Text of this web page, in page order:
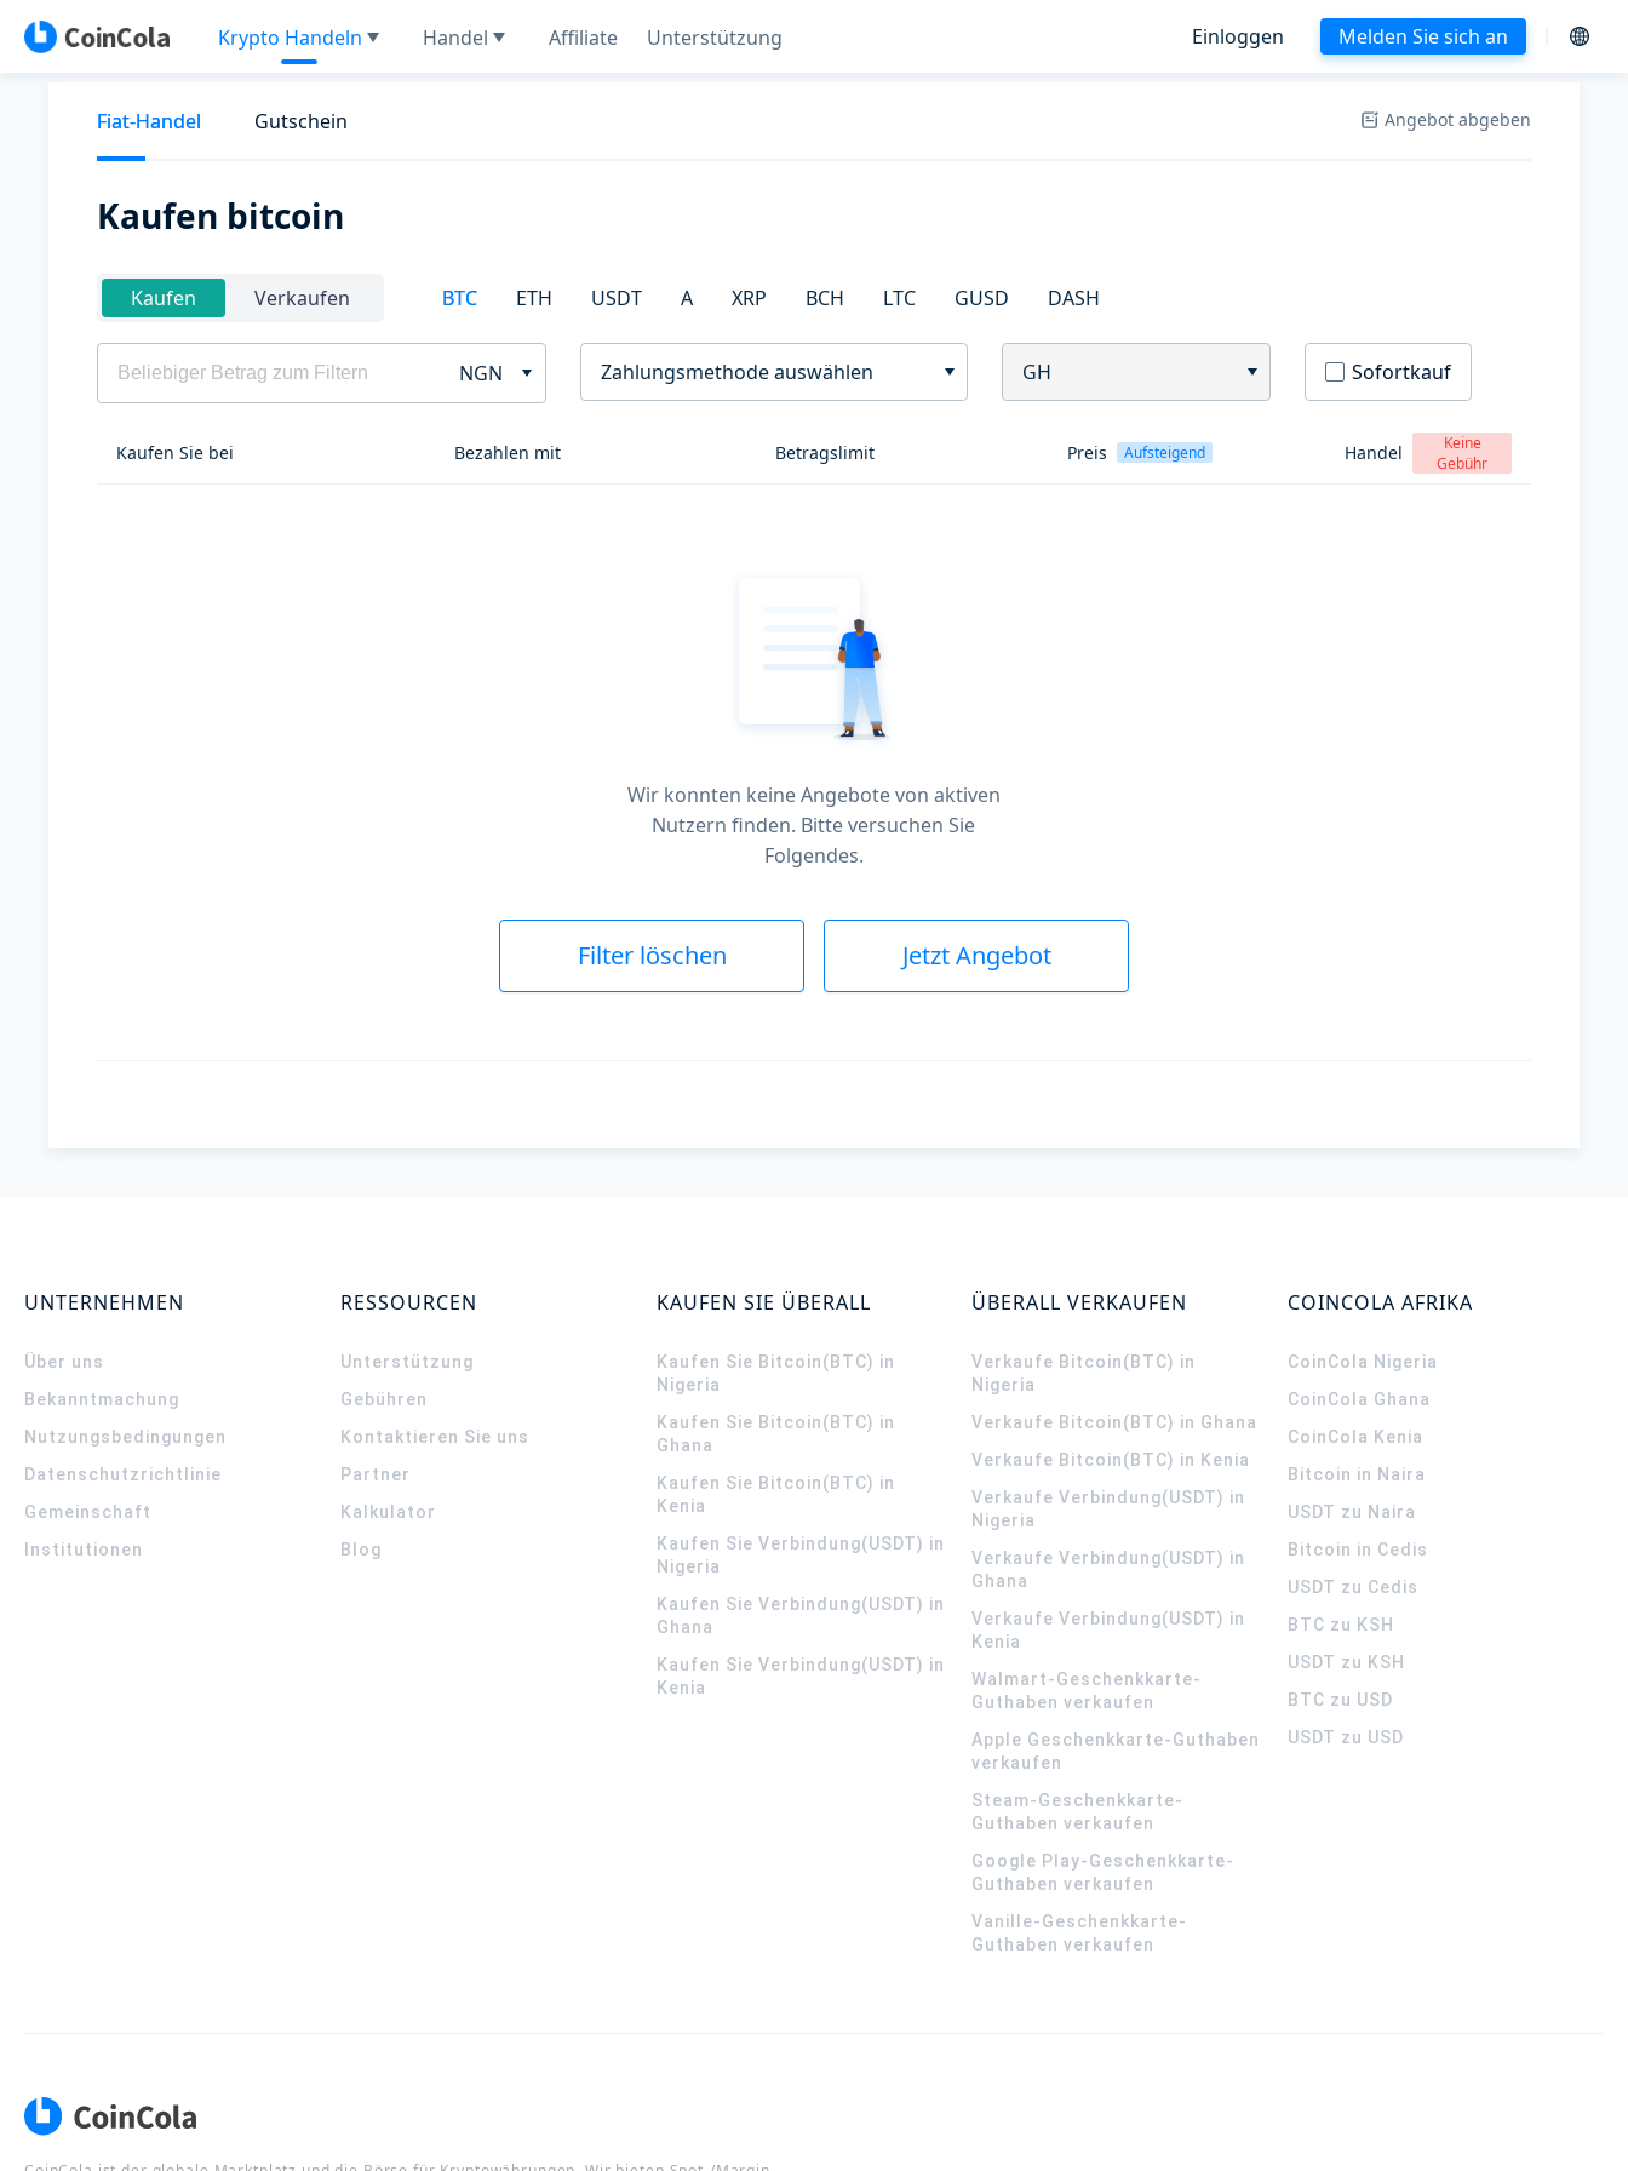
Krypto Handeln Handel Affiliate Unterstützung Einloggen Melden Sie sich an
Fiat-Handel Gutschein Angebot abgeben
Kaufen bitcoin
Kaufen Verkaufen BTC ETH USDT A XRP BCH LTC GUSD DASH
NGN Zahlungsmethode auswählen GH Sofortkauf
Kaufen Sie bei Bezahlen mit Betragslimit Preis Aufsteigend Handel
Keine
Gebühr
Wir konnten keine Angebote von aktiven
Nutzern finden. Bitte versuchen Sie
Folgendes.
Filter löschen Jetzt Angebot
UNTERNEHMEN
Über uns
Bekanntmachung
Nutzungsbedingungen
Datenschutzrichtlinie
Gemeinschaft
Institutionen
RESSOURCEN
Unterstützung
Gebühren
Kontaktieren Sie uns
Partner
Kalkulator
Blog
KAUFEN SIE ÜBERALL
Kaufen Sie Bitcoin(BTC) in
Nigeria
Kaufen Sie Bitcoin(BTC) in
Ghana
Kaufen Sie Bitcoin(BTC) in
Kenia
Kaufen Sie Verbindung(USDT) in
Nigeria
Kaufen Sie Verbindung(USDT) in
Ghana
Kaufen Sie Verbindung(USDT) in
Kenia
ÜBERALL VERKAUFEN
Verkaufe Bitcoin(BTC) in
Nigeria
Verkaufe Bitcoin(BTC) in Ghana
Verkaufe Bitcoin(BTC) in Kenia
Verkaufe Verbindung(USDT) in
Nigeria
Verkaufe Verbindung(USDT) in
Ghana
Verkaufe Verbindung(USDT) in
Kenia
Walmart-Geschenkkarte-
Guthaben verkaufen
Apple Geschenkkarte-Guthaben
verkaufen
Steam-Geschenkkarte-
Guthaben verkaufen
Google Play-Geschenkkarte-
Guthaben verkaufen
Vanille-Geschenkkarte-
Guthaben verkaufen
COINCOLA AFRIKA
CoinCola Nigeria
CoinCola Ghana
CoinCola Kenia
Bitcoin in Naira
USDT zu Naira
Bitcoin in Cedis
USDT zu Cedis
BTC zu KSH
USDT zu KSH
BTC zu USD
USDT zu USD